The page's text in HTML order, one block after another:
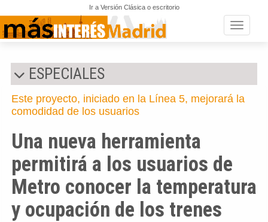
Ir a Versión Clásica o escritorio
Toggle
ESPECIALES
Este proyecto, iniciado en la Línea 5, mejorará la
comodidad de los usuarios
Una nueva herramienta
permitirá a los usuarios de
Metro conocer la temperatura
y ocupación de los trenes